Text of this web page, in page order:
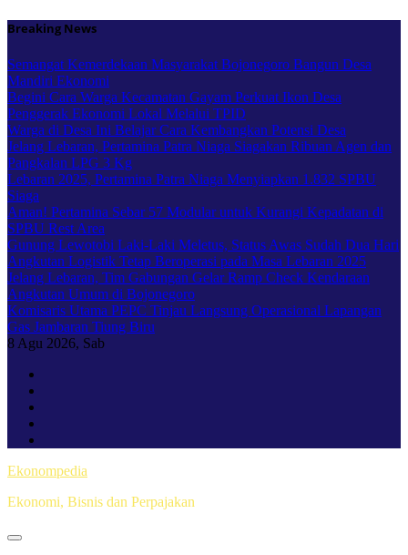
Skip
content
Breaking News
Semangat Kemerdekaan Masyarakat Bojonegoro Bangun Desa
Mandiri Ekonomi
Begini Cara Warga Kecamatan Gayam Perkuat Ikon Desa
Penggerak Ekonomi Lokal Melalui TPID
Warga di Desa Ini Belajar Cara Kembangkan Potensi Desa
Jelang Lebaran, Pertamina Patra Niaga Siagakan Ribuan Agen dan
Pangkalan LPG 3 Kg
Lebaran 2025, Pertamina Patra Niaga Menyiapkan 1.832 SPBU
Siaga
Aman! Pertamina Sebar 57 Modular untuk Kurangi Kepadatan di
SPBU Rest Area
Gunung Lewotobi Laki-Laki Meletus, Status Awas Sudah Dua Hari
Angkutan Logistik Tetap Beroperasi pada Masa Lebaran 2025
Jelang Lebaran, Tim Gabungan Gelar Ramp Check Kendaraan
Angkutan Umum di Bojonegoro
Komisaris Utama PEPC Tinjau Langsung Operasional Lapangan
Gas Jambaran Tiung Biru
8 Agu 2026, Sab
Ekonompedia
Ekonomi, Bisnis dan Perpajakan